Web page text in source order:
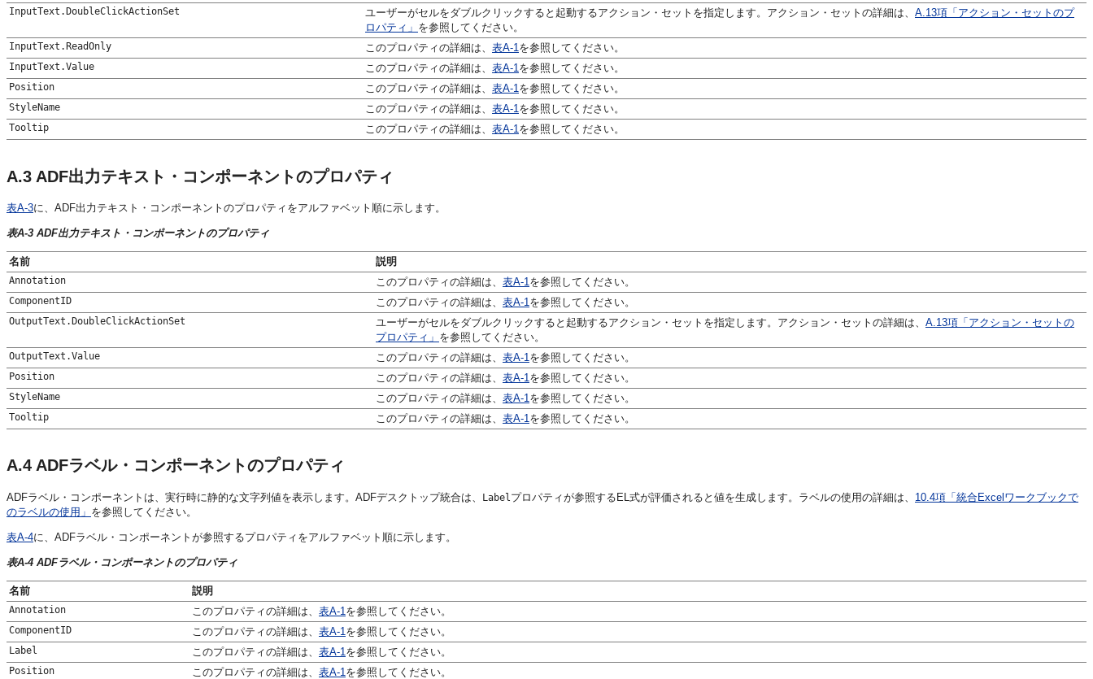
InputText.DoubleClickActionSet ユーザーがセルをダブルクリックすると起動するアクション・セットを指定します。アクション・セットの詳細は、 A.13項「アクション・セットのプ
ロパティ」 を参照してください。
InputText.ReadOnly このプロパティの詳細は、 表A-1を参照してください。
InputText.Value このプロパティの詳細は、 表A-1を参照してください。
Position このプロパティの詳細は、 表A-1を参照してください。
StyleName このプロパティの詳細は、 表A-1を参照してください。
Tooltip このプロパティの詳細は、 表A-1を参照してください。
A.3 ADF出力テキスト・コンポーネントのプロパティ
表A-3に、ADF出力テキスト・コンポーネントのプロパティをアルファベット順に示します。
表A-3 ADF出力テキスト・コンポーネントのプロパティ
名前 説明
Annotation このプロパティの詳細は、 表A-1を参照してください。
ComponentID このプロパティの詳細は、 表A-1を参照してください。
OutputText.DoubleClickActionSet ユーザーがセルをダブルクリックすると起動するアクション・セットを指定します。アクション・セットの詳細は、 A.13項「アクション・セットの
プロパティ」 を参照してください。
OutputText.Value このプロパティの詳細は、 表A-1を参照してください。
Position このプロパティの詳細は、 表A-1を参照してください。
StyleName このプロパティの詳細は、 表A-1を参照してください。
Tooltip このプロパティの詳細は、 表A-1を参照してください。
A.4 ADFラベル・コンポーネントのプロパティ
ADFラベル・コンポーネントは、実行時に静的な文字列値を表示します。ADFデスクトップ統合は、 Labelプロパティが参照するEL式が評価されると値を生成します。ラベルの使用の詳細は、 10.4項「統合Excelワークブックで
のラベルの使用」 を参照してください。
表A-4に、ADFラベル・コンポーネントが参照するプロパティをアルファベット順に示します。
表A-4 ADFラベル・コンポーネントのプロパティ
名前 説明
Annotation このプロパティの詳細は、 表A-1 を参照してください。
ComponentID このプロパティの詳細は、 表A-1 を参照してください。
Label このプロパティの詳細は、 表A-1 を参照してください。
Position このプロパティの詳細は、 表A-1 を参照してください。